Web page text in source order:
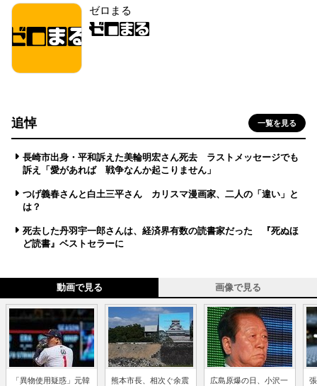
ゼロまる
追悼 一覧を見る
長崎市出身・平和訴えた美輪明宏さん死去 ラストメッセージでも
訴え「愛があれば 戦争なんか起こりません」
つげ義春さんと白土三平さん カリスマ漫画家、二人の「違い」と
は？
死去した丹羽宇一郎さんは、経済界有数の読書家だった 『死ぬほ
ど読書』ベストセラーに
動画で見る 画像で見る
「異物使用疑惑」元韓
熊本市長、相次ぐ余震
広島原爆の日、小沢一